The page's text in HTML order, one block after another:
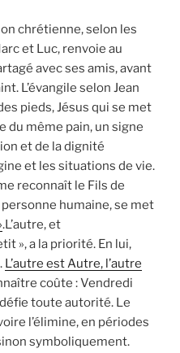
chrétienne, selon les
et Luc, renvoie au
avec ses amis, avant
L’évangile selon Jean
pieds, Jésus qui se met
du même pain, un signe
et de la dignité
et les situations de vie.
reconnaît le Fils de
humaine, se met
.L’autre, et
», a la priorité. En lui,
L’autre est Autre, l’autre
coûte : Vendredi
toute autorité. Le
l’élimine, en périodes
symboliquement.